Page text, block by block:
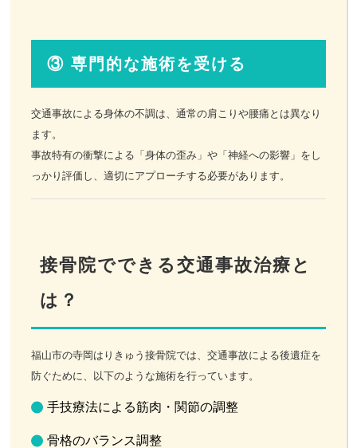
③ 専門的な施術を受ける
交通事故による身体の不調は、通常の肩こりや腰痛とは異なり
ます。
事故特有の衝撃による「身体の歪み」や「神経への影響」をし
っかり評価し、適切にアプローチする必要があります。
接骨院でできる交通事故治療と
は？
福山市の寺岡はりきゅう接骨院では、交通事故による後遺症を
防ぐために、以下のような施術を行っています。
手技療法による筋肉・関節の調整
骨格のバランス調整